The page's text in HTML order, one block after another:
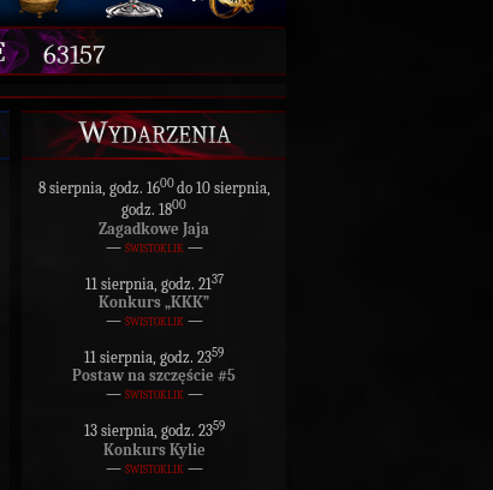
63157
Wydarzenia
8 sierpnia, godz. 1600do 10 sierpnia,
godz. 1800
Zagadkowe Jaja
— świstoklik —
11 sierpnia, godz. 2137
Konkurs „KKK”
— świstoklik —
11 sierpnia, godz. 2359
Postaw na szczęście #5
— świstoklik—
13 sierpnia, godz. 2359
Konkurs Kylie
— świstoklik —